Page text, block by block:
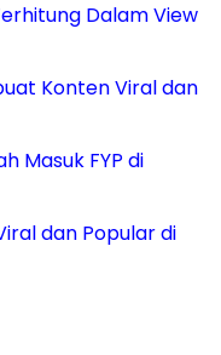
Dalam View
Konten Viral dan
Masuk FYP di
dan Popular di